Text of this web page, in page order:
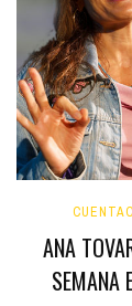
ANA
SEMANA